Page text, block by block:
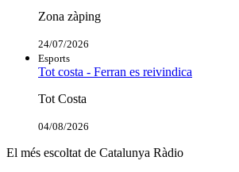
Zona zàping
24/07/2026
Esports
Tot costa - Ferran es reivindica
Tot Costa
04/08/2026
El més escoltat de Catalunya Ràdio